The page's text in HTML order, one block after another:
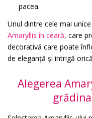
pacea.
Unul dintre cele mai
Amaryllis în ceară, care
decorativă care poate
de eleganță și intrigă
Alegerea